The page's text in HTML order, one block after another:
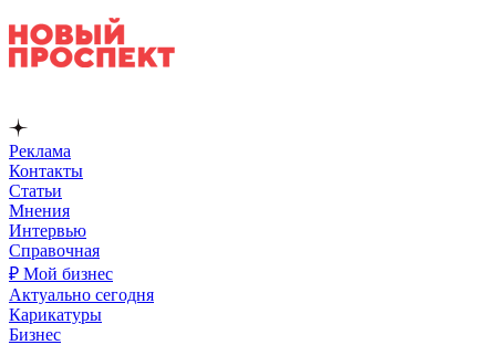
Реклама
Контакты
Статьи
Мнения
Интервью
Справочная
₽ Мой бизнес
Актуально сегодня
Карикатуры
Бизнес